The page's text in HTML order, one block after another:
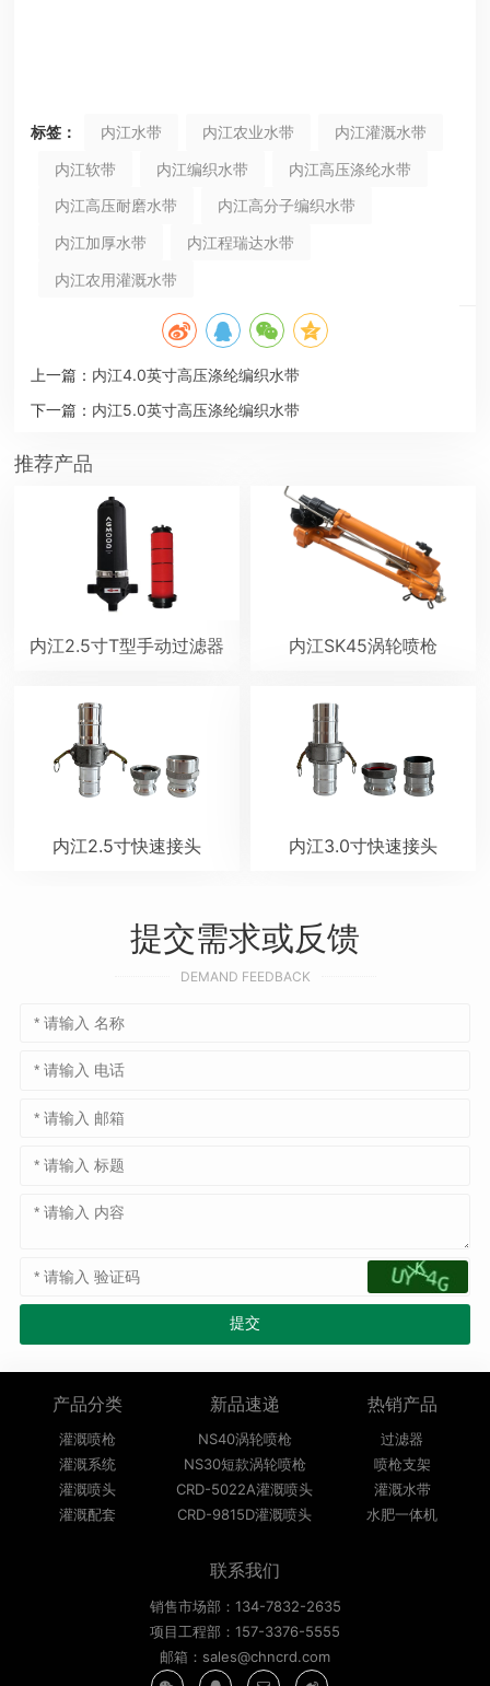
标签： 内江水带 内江农业水带
内江灌溉水带
内江软带
内江编织水带
内江高压涤纶水带
内江高压耐磨水带
内江高分子编织水带
内江加厚水带
内江程瑞达水带
内江农用灌溉水带
上一篇： 内江4.0英寸高压涤纶编织水带
下一篇： 内江5.0英寸高压涤纶编织水带
推荐产品
内江2.5寸T型手动过滤器 内江SK45涡轮喷枪
内江2.5寸快速接头 内江3.0寸快速接头
提交需求或反馈
DEMAND FEEDBACK
产品分类
灌溉喷枪
灌溉系统
灌溉喷头
灌溉配套
新品速递
NS40涡轮喷枪
NS30短款涡轮喷枪
CRD-5022A灌溉喷头
CRD-9815D灌溉喷头
热销产品
过滤器
喷枪支架
灌溉水带
水肥一体机
联系我们
销售市场部：134-7832-2635
项目工程部：157-3376-5555
邮箱：sales@chncrd.com